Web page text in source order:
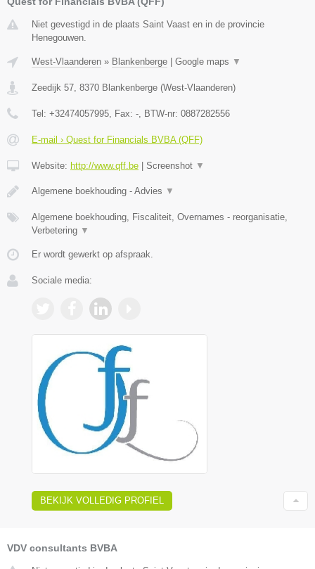
Niet gevestigd in de plaats Saint Vaast en in de provincie
Henegouwen.
West-Vlaanderen » Blankenberge Google maps ▼
Zeedijk 57, 8370 Blankenberge (West-Vlaanderen)
Tel: +32474057995, Fax: -, BTW-nr: 0887282556
E-mail › Quest for Financials BVBA (QFF)
Website: http://www.qff.be Screenshot ▼
Algemene boekhouding - Advies ▼
Algemene boekhouding, Fiscaliteit, Overnames - reorganisatie,
Verbetering ▼
Er wordt gewerkt op afspraak.
Sociale media:
BEKIJK VOLLEDIG PROFIEL
VDV consultants BVBA